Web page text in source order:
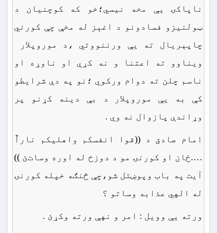
ناپاکۍ یې مخه نیسي؛خو که کوچنیان د
ټولنیزو فسادونو د اغېز له مخې چې کورني
چاپېریال ته یې ورننووتي ،د موروپلار
ویناوو ته اعتنا و نه کړي او ناوړه او
ناسم چلن ته دوام ورکوي ؛نو په دې شرایطو
کې به یې موروپلار د بې دینه کړنو پر
وړاندې پازوال نه وي .
امام صادق د ((قوا انفسکم واهلیکم ناراٌ
….ځان او کورنۍ مو د دوزخ له اوره وساتﺉ ))
آیت په باب وپوښتل شو،چې څنګه خپله کورنۍ
له الهي عذابه وساتو ؟
ورته یې وویل : امر و نهې ورته وکړئ .